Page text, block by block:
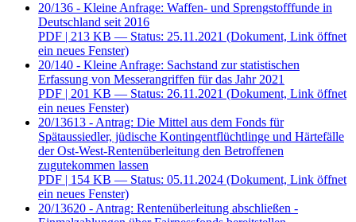
20/136 - Kleine Anfrage: Waffen- und Sprengstofffunde in
Deutschland seit 2016
PDF | 213 KB — Status: 25.11.2021 (Dokument, Link öffnet
ein neues Fenster)
20/140 - Kleine Anfrage: Sachstand zur statistischen
Erfassung von Messerangriffen für das Jahr 2021
PDF | 201 KB — Status: 26.11.2021 (Dokument, Link öffnet
ein neues Fenster)
20/13613 - Antrag: Die Mittel aus dem Fonds für
Spätaussiedler, jüdische Kontingentflüchtlinge und Härtefälle
der Ost-West-Rentenüberleitung den Betroffenen
zugutekommen lassen
PDF | 154 KB — Status: 05.11.2024 (Dokument, Link öffnet
ein neues Fenster)
20/13620 - Antrag: Rentenüberleitung abschließen -